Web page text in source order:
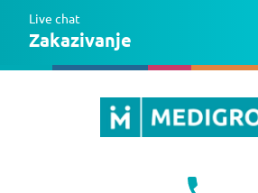
Live chat
Zakazivanje